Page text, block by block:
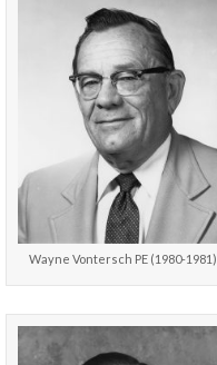
Wayne Vontersch PE (1980-1981)